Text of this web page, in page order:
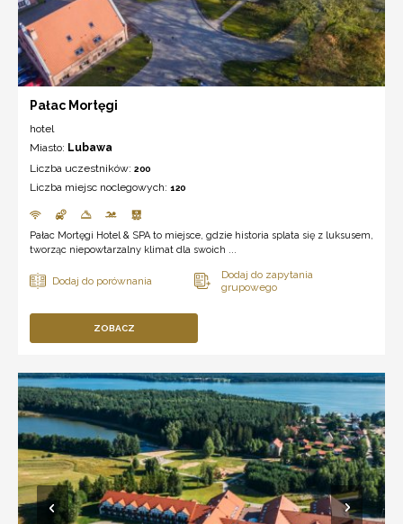
Pałac Mortęgi
hotel
Miasto: Lubawa
Liczba uczestników: 200
Liczba miejsc noclegowych: 120
Pałac Mortęgi Hotel & SPA to miejsce, gdzie historia splata się z luksusem,
tworząc niepowtarzalny klimat dla swoich ...
ZOBACZ